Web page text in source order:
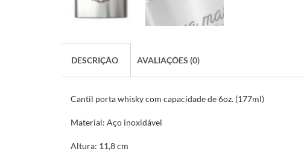
DESCRIÇÃO AVALIAÇÕES (0)
Cantil porta whisky com capacidade de 6oz. (177ml)
Material: Aço inoxidável
Altura: 11,8 cm